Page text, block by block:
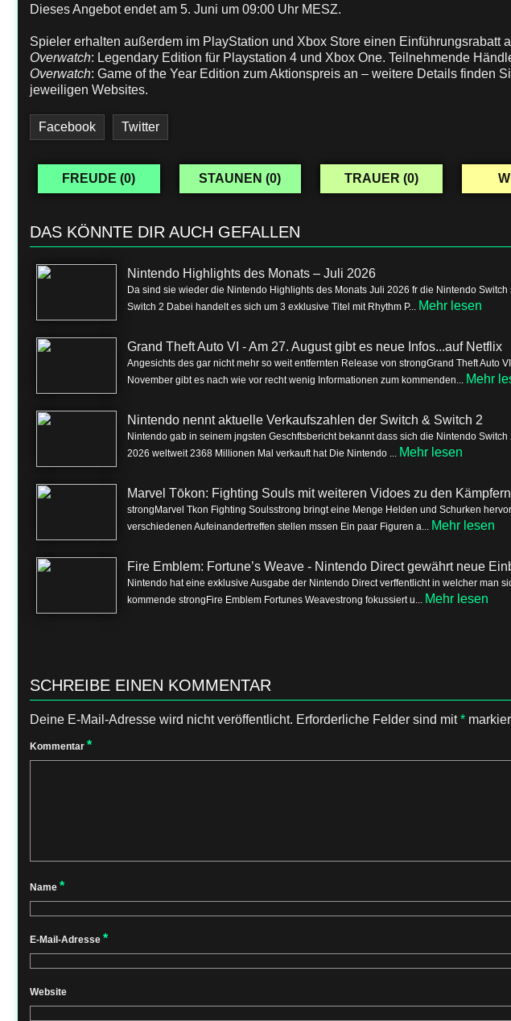
Dieses Angebot endet am 5. Juni um 09:00 Uhr MESZ.
Spieler erhalten außerdem im PlayStation und Xbox Store einen Einführungsrabatt
Overwatch: Legendary Edition für Playstation 4 und Xbox One. Teilnehmende
Overwatch: Game of the Year Edition zum Aktionspreis an – weitere Details finden
jeweiligen Websites.
Facebook Twitter
FREUDE (0) STAUNEN (0) TRAUER (0)
DAS KÖNNTE DIR AUCH GEFALLEN
Nintendo Highlights des Monats – Juli 2026
Da sind sie wieder die Nintendo Highlights des Monats Juli 2026 fr die Nintendo
Switch 2 Dabei handelt es sich um 3 exklusive Titel mit Rhythm P... Mehr lesen
Grand Theft Auto VI - Am 27. August gibt es neue Infos...auf Netflix
Angesichts des gar nicht mehr so weit entfernten Release von strongGrand Theft Auto
November gibt es nach wie vor recht wenig Informationen zum kommenden... Mehr
Nintendo nennt aktuelle Verkaufszahlen der Switch & Switch 2
Nintendo gab in seinem jngsten Geschftsbericht bekannt dass sich die Nintendo Switch
2026 weltweit 2368 Millionen Mal verkauft hat Die Nintendo ... Mehr lesen
Marvel Tōkon: Fighting Souls mit weiteren Vidoes zu den Kämpfern
strongMarvel Tkon Fighting Soulsstrong bringt eine Menge Helden und Schurken
verschiedenen Aufeinandertreffen stellen mssen Ein paar Figuren a... Mehr lesen
Fire Emblem: Fortune’s Weave - Nintendo Direct gewährt neue
Nintendo hat eine exklusive Ausgabe der Nintendo Direct verffentlicht in welcher man
kommende strongFire Emblem Fortunes Weavestrong fokussiert u... Mehr lesen
SCHREIBE EINEN KOMMENTAR
Deine E-Mail-Adresse wird nicht veröffentlicht. Erforderliche Felder sind mit*
Kommentar *
Name *
E-Mail-Adresse *
Website